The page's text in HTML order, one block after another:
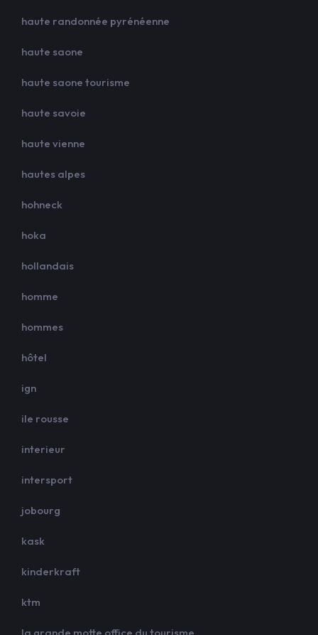
haute randonnée pyrénéenne
haute saone
haute saone tourisme
haute savoie
haute vienne
hautes alpes
hohneck
hoka
hollandais
homme
hommes
hôtel
ign
ile rousse
interieur
intersport
jobourg
kask
kinderkraft
ktm